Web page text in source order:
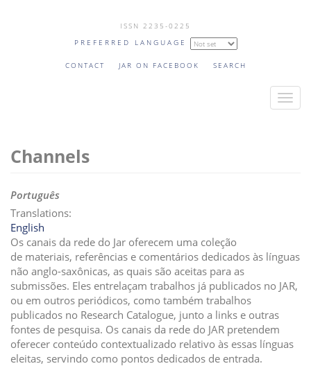
ISSN 2235-0225
PREFERRED LANGUAGE
CONTACT JAR ON FACEBOOK SEARCH
T
i
a
o
Channels
Português
Translations:
English
Os canais da rede do Jar oferecem uma coleção
de materiais, referências e comentários dedicados às línguas
não anglo-saxônicas, as quais são aceitas para as
submissões. Eles entrelaçam trabalhos já publicados no JAR,
ou em outros periódicos, como também trabalhos
publicados no Research Catalogue, junto a links e outras
fontes de pesquisa. Os canais da rede do JAR pretendem
oferecer conteúdo contextualizado relativo às essas línguas
eleitas, servindo como pontos dedicados de entrada.